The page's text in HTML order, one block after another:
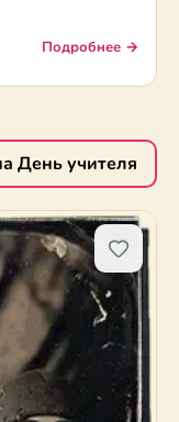
Подробнее →
День учителя